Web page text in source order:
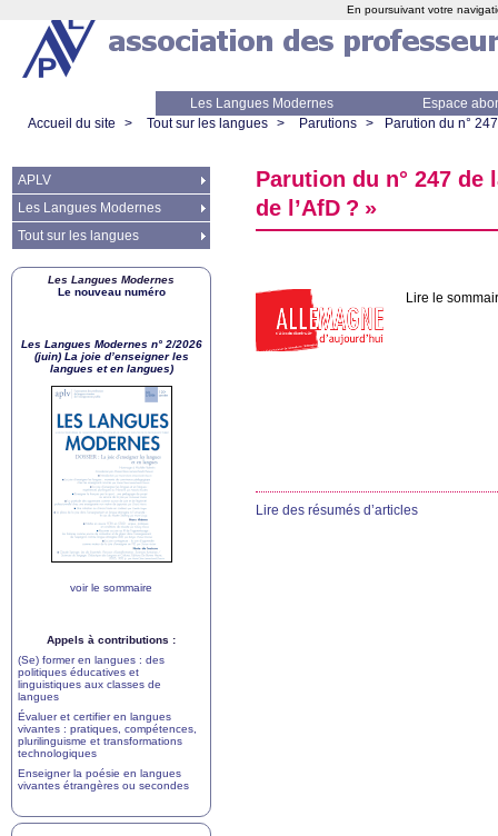
Les Langues Modernes
Espace
Accueil du site
> Tout sur les langues > Parutions > Parution du n°
Parution du n° 247 de
de l’AfD ? »
Lire le
Lire des résumés d’articles
APLV
Les Langues Modernes
Tout sur les langues
Les Langues Modernes
Le nouveau numéro
Les Langues Modernes n° 2/2026
(juin) La joie d’enseigner les
langues et en langues)
voir le sommaire
Appels à contributions :
(Se) former en langues : des
politiques éducatives et
linguistiques aux classes de
langues
Évaluer et certifier en langues
vivantes : pratiques, compétences,
plurilinguisme et transformations
technologiques
Enseigner la poésie en langues
vivantes étrangères ou secondes
En poursuivant votre